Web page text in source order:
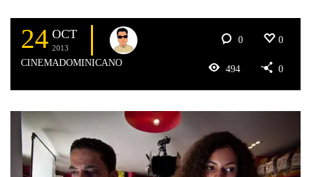
24 OCT
2013
CINEMADOMINICANO
0 0
494 0